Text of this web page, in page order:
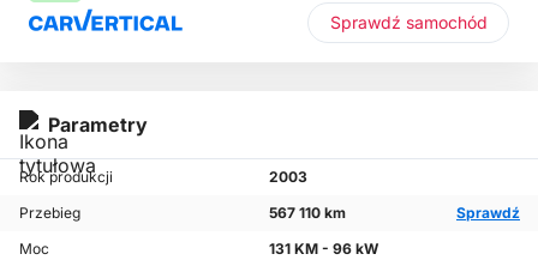
Sprawdź samochód
Parametry
Rok produkcji
2003
Przebieg
567 110 km
Sprawdź
Moc
131 KM - 96 kW